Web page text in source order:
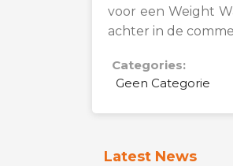
voor een Weight
achter in de
Categories:
Geen Categorie
Latest News